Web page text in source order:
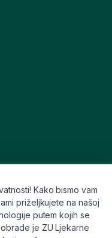
Kako bismo vam
priželjkujete na našoj
putem kojih se
je ZU Ljekarne